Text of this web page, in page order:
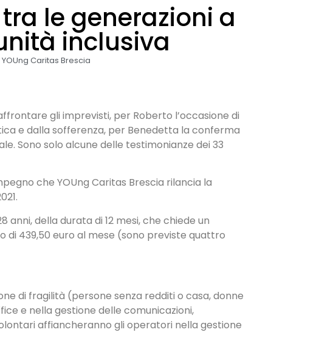
le generazioni a
inclusiva
YOUng Caritas Brescia
gli imprevisti, per Roberto l’occasione di
e dalla sofferenza, per Benedetta la conferma
Sono solo alcune delle testimonianze dei 33
che YOUng Caritas Brescia rilancia la
anni, della durata di 12 mesi, che chiede un
di 439,50 euro al mese (sono previste quattro
di fragilità (persone senza redditi o casa, donne
e nella gestione delle comunicazioni,
affiancheranno gli operatori nella gestione